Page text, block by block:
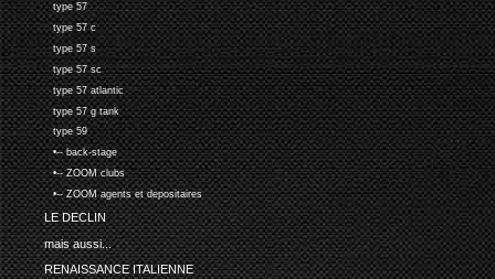
type 57
type 57 c
type 57 s
type 57 sc
type 57 atlantic
type 57 g tank
type 59
•-- back-stage
•-- ZOOM clubs
•-- ZOOM agents et depositaires
LE DECLIN
mais aussi...
RENAISSANCE ITALIENNE